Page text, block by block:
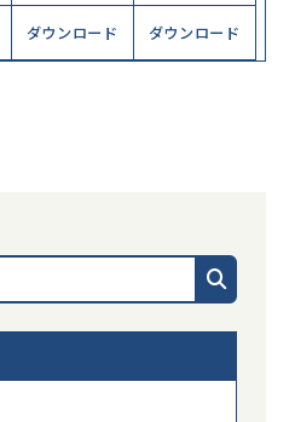
ダウンロード ダウンロード